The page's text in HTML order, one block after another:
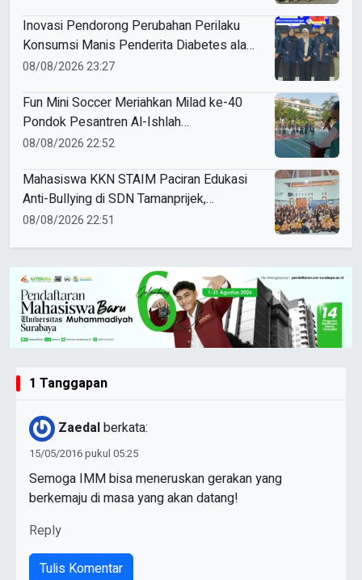
Inovasi Pendorong Perubahan Perilaku
Konsumsi Manis Penderita Diabetes ala
Mahasiswa Unesa
08/08/2026 23:27
Fun Mini Soccer Meriahkan Milad ke-40
Pondok Pesantren Al-Ishlah
Sendangagung
08/08/2026 22:52
Mahasiswa KKN STAIM Paciran Edukasi
Anti-Bullying di SDN Tamanprijek,
Tanamkan Empati Sejak Dini
08/08/2026 22:51
1 Tanggapan
Zaedalberkata:
15/05/2016 pukul 05:25
Semoga IMM bisa meneruskan gerakan yang
berkemaju di masa yang akan datang!
Reply
Tulis Komentar